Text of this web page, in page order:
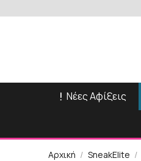
Νέες Αφίξεις
Αρχική SneakElite